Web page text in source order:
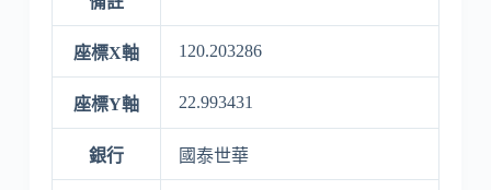
座標X軸 120.203286
座標Y軸 22.993431
銀行 國泰世華